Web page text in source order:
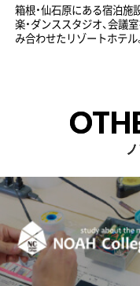
箱根・仙石原にある宿泊施
楽・ダンススタジオ、会議
み合わせたリゾートホテル